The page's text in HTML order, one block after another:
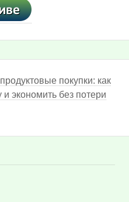
покупки: как
экономить без потери